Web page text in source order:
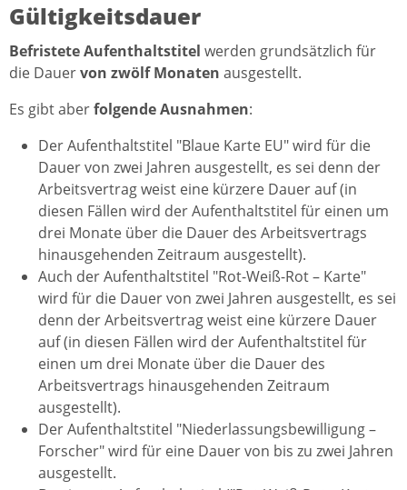
Gültigkeitsdauer
Befristete Aufenthaltstitel werden grundsätzlich für
die Dauervon zwölf Monaten ausgestellt.
Es gibt aberfolgende Ausnahmen:
Der Aufenthaltstitel "Blaue Karte EU" wird für die
Dauer von zwei Jahren ausgestellt, es sei denn der
Arbeitsvertrag weist eine kürzere Dauer auf (in
diesen Fällen wird der Aufenthaltstitel für einen um
drei Monate über die Dauer des Arbeitsvertrags
hinausgehenden Zeitraum ausgestellt).
Auch der Aufenthaltstitel "Rot-Weiß-Rot – Karte"
wird für die Dauer von zwei Jahren ausgestellt, es sei
denn der Arbeitsvertrag weist eine kürzere Dauer
auf (in diesen Fällen wird der Aufenthaltstitel für
einen um drei Monate über die Dauer des
Arbeitsvertrags hinausgehenden Zeitraum
ausgestellt).
Der Aufenthaltstitel "Niederlassungsbewilligung –
Forscher" wird für eine Dauer von bis zu zwei Jahren
ausgestellt.